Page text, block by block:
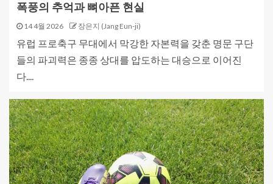
폭풍의 추억과 뼈아픈 현실
14 4월 2026 장은지 (Jang Eun-ji)
유럽 프로축구 무대에서 막강한 자본력을 갖춘 명문 구단
들의 파괴력은 종종 상대를 압도하는 대승으로 이어진
다....